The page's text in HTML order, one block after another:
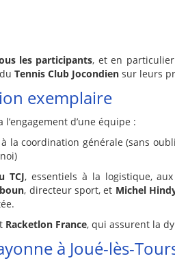
les participants, et en
Tennis Club Jocondien sur leurs
exemplaire
d’une équipe :
à la coordination générale (sans
TCJ, essentiels à la logistique,
, directeur sport, et Michel
Racketlon France, qui assurent la
à Joué-lès-